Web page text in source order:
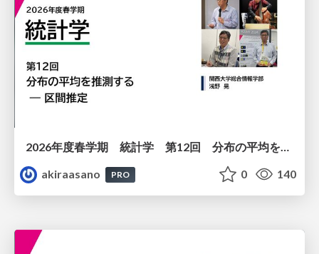
2026年度春学期 統計学 第12回 分布の平均を推測する ― 区間推定 (2026. 6. 18)
akiraasano
PRO 0 140